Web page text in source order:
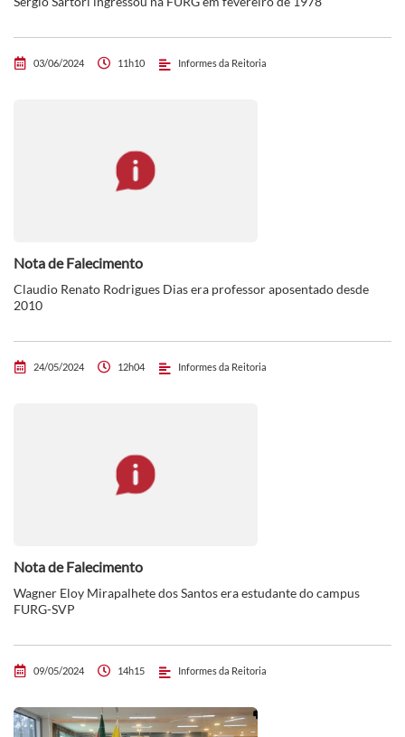
03/06/2024 11h10 Informes da Reitoria
Nota de Falecimento
Claudio Renato Rodrigues Dias era professor aposentado desde
2010
24/05/2024 12h04 Informes da Reitoria
Nota de Falecimento
Wagner Eloy Mirapalhete dos Santos era estudante do campus
FURG-SVP
09/05/2024 14h15 Informes da Reitoria